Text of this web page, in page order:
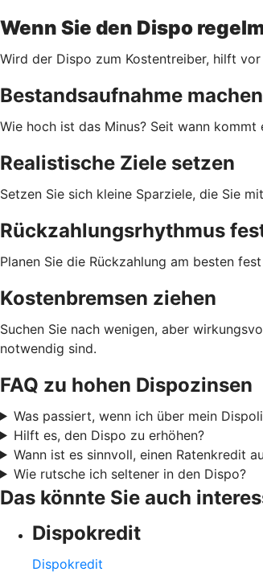
Wenn Sie den Dispo
Wird der Dispo zum Kostentreiber, hilft
Bestandsaufnahme machen
Wie hoch ist das Minus? Seit wann
Realistische Ziele setzen
Setzen Sie sich kleine Sparziele, die Sie
Rückzahlungsrhythmus
Planen Sie die Rückzahlung am besten
Kostenbremsen ziehen
Suchen Sie nach wenigen, aber
notwendig sind.
FAQ zu hohen Dispozinsen
Was passiert, wenn ich über mein
Hilft es, den Dispo zu erhöhen?
Wann ist es sinnvoll, einen Ratenkredit
Wie rutsche ich seltener in den Dispo?
Das könnte Sie auch
Dispokredit
Dispokredit